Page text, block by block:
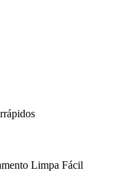
Limpa Fácil